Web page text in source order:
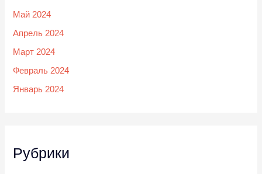
Май 2024
Апрель 2024
Март 2024
Февраль 2024
Январь 2024
Рубрики